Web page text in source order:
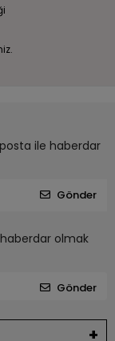
ile haberdar
Gönder
olmak
Gönder